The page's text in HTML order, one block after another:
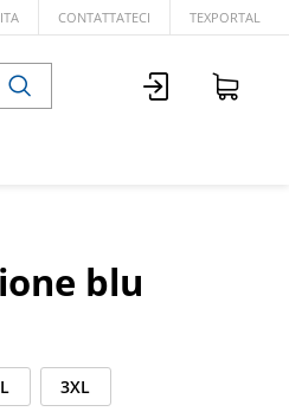
CONTATTATECI TEXPORTAL
blu
3XL